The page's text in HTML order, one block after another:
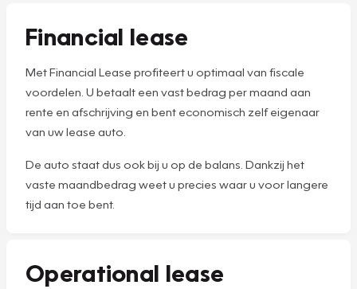
Financial lease
Met Financial Lease profiteert u optimaal van fiscale
voordelen. U betaalt een vast bedrag per maand aan
rente en afschrijving en bent economisch zelf eigenaar
van uw lease auto.
De auto staat dus ook bij u op de balans. Dankzij het
vaste maandbedrag weet u precies waar u voor langere
tijd aan toe bent.
Operational lease